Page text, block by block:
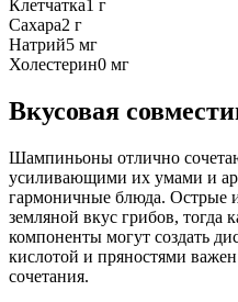
Клетчатка1 г
Сахара2 г
Натрий5 мг
Холестерин0 мг
Вкусовая
Шампиньоны отлично
усиливающими их умами и
гармоничные блюда. Острые
земляной вкус грибов, тогда
компоненты могут создать
кислотой и пряностями
сочетания.